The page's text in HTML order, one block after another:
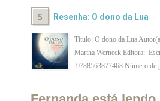
Resenha: O dono da Lua
Título: O dono da Lua
Martha Werneck Editora:
9788563877468 Número de